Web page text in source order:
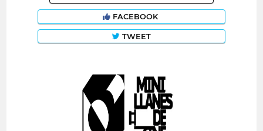
FACEBOOK
TWEET